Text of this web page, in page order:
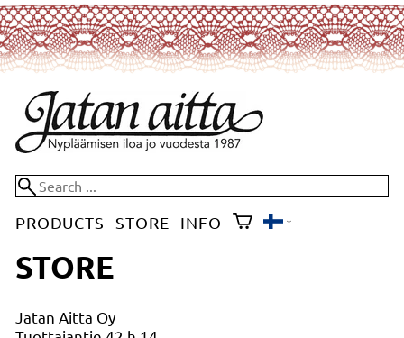
PRODUCTS STORE INFO
STORE
Jatan Aitta Oy